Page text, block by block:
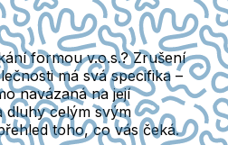
formou v.o.s.? Zrušení
má svá specifika –
navázaná na její
dluhy celým svým
toho, co vás čeká.